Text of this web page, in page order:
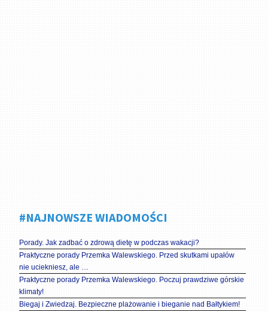
#NAJNOWSZE WIADOMOŚCI
Porady. Jak zadbać o zdrową dietę w podczas wakacji?
Praktyczne porady Przemka Walewskiego. Przed skutkami upałów
nie uciekniesz, ale …
Praktyczne porady Przemka Walewskiego. Poczuj prawdziwe górskie
klimaty!
Biegaj i Zwiedzaj. Bezpieczne plażowanie i bieganie nad Bałtykiem!